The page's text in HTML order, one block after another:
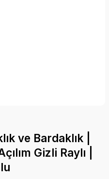
ve Bardaklık |
Gizli Raylı |